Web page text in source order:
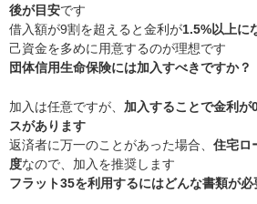
後が目安です
借入額が9割を超えると金利が1.5%以上に
己資金を多めに用意するのが理想です
団体信用生命保険には加入すべきですか？
加入は任意ですが、 加入することで金利
スがあります
返済者に万一のことがあった場合、 住宅ロ
度なので、加入を推奨します
フラット35を利用するにはどんな書類が必